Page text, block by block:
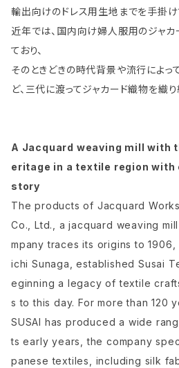
輸出向けのドレス用生地までを手掛け
近年では、国内向け婦人服用のジャ
ており、
そのときどきの時代背景や流行によっ
ど、三代に渡ってジャカード織物を織り
A Jacquard weaving mill with
eritage in a textile region with
story
The products of Jacquard
Co., Ltd., a jacquard weaving
mpany traces its origins to
ichi Sunaga, established Susai
eginning a legacy of textile
s to this day. For more than 120
SUSAI has produced a wide
ts early years, the company
panese textiles, including silk